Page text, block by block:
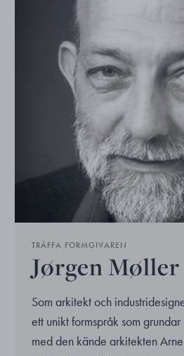
TRÄFFA FORMGIVAREN
Jørgen Møller
Som arkitekt och
ett unikt formspråk som
med den kände arkitekten